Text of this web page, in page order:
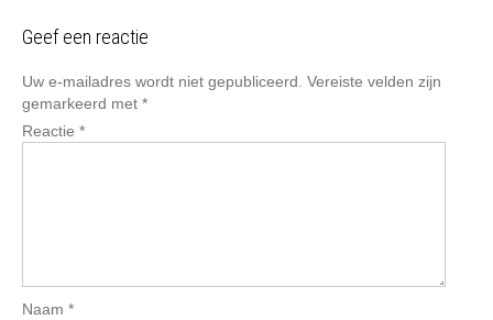
Geef een reactie
Uw e-mailadres wordt niet gepubliceerd. Vereiste velden zijn
gemarkeerd met *
Reactie *
Naam *